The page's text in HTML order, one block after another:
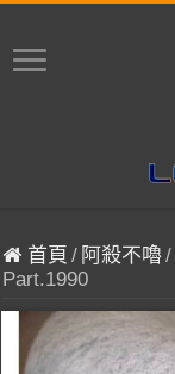
首頁 / 阿殺不嚕/
Part.1990